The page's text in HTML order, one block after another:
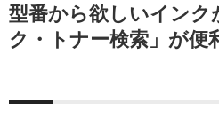
型番から欲しいインク
ク・トナー検索」が便